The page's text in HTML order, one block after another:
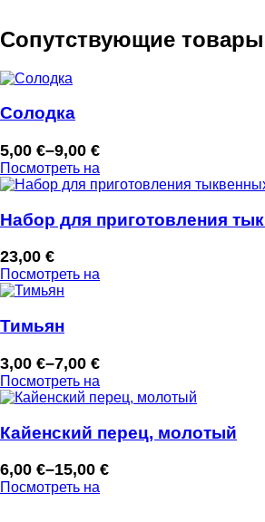
Сопутствующие товары
Солодка
5,00 €–9,00 €
Диапазон
цен:
–
Посмотреть на
Набор для приготовления
23,00 €
Посмотреть на
Тимьян
3,00 €–7,00 €
Диапазон
цен:
–
Посмотреть на
Кайенский перец, молотый
6,00 €–15,00 €
Диапазон
цен:
Посмотреть на